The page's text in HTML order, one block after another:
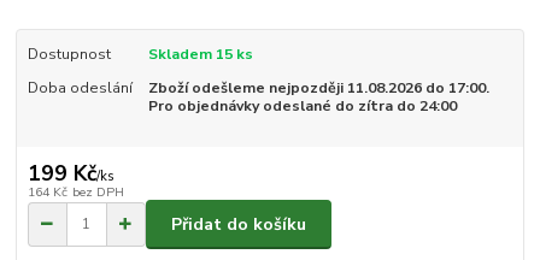
Dostupnost
Skladem 15 ks
Doba odeslání
Zboží odešleme nejpozději 11.08.2026 do 17:00.
Pro objednávky odeslané do zítra do 24:00
199 Kč/ks
164 Kč bez DPH
Přidat do košíku